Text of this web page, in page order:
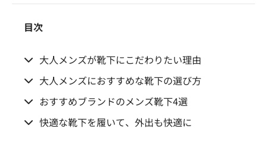
目次
大人メンズが靴下にこだわりたい理由
大人メンズにおすすめな靴下の選び方
おすすめブランドのメンズ靴下4選
快適な靴下を履いて、外出も快適に